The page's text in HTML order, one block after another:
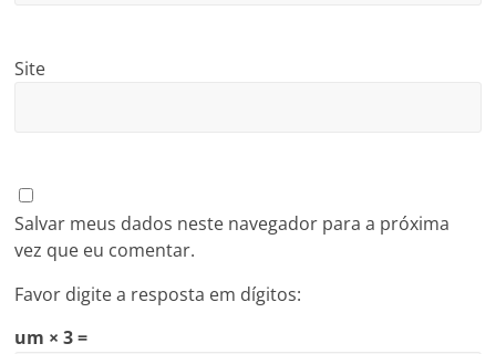
Site
Salvar meus dados neste navegador para a próxima
vez que eu comentar.
Favor digite a resposta em dígitos:
um × 3 =